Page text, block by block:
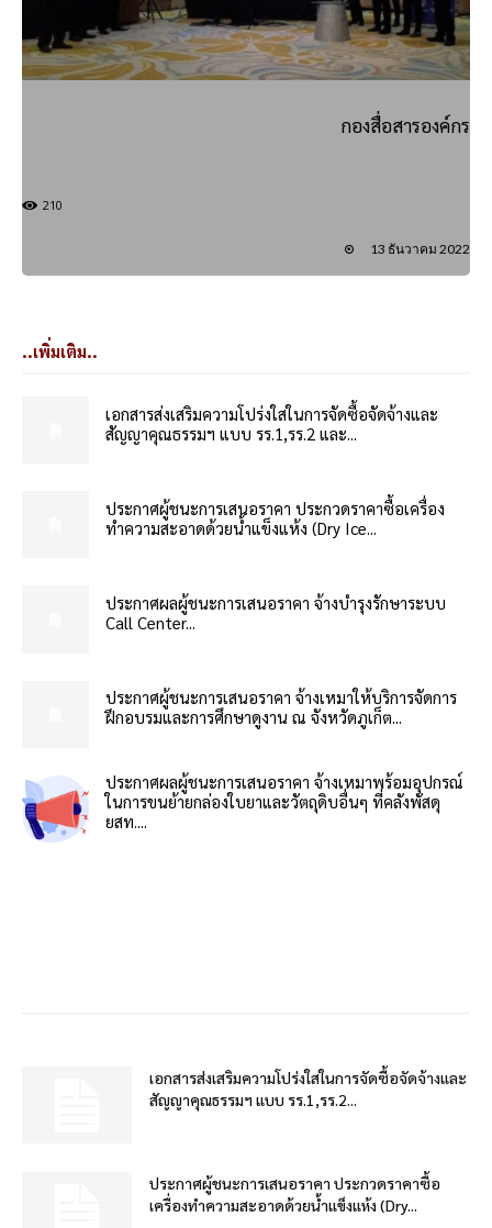
กองสื่อสารองค์กร
210
13 ธันวาคม 2022
..เพิ่มเติม..
เอกสารส่งเสริมความโปร่งใสในการจัดซื้อจัดจ้างและ
สัญญาคุณธรรมฯ แบบ รร.1,รร.2 และ...
ประกาศผู้ชนะการเสนอราคา ประกวดราคาซื้อเครื่อง
ทำความสะอาดด้วยน้ำแข็งแห้ง (Dry Ice...
ประกาศผลผู้ชนะการเสนอราคา จ้างบำรุงรักษาระบบ
Call Center...
ประกาศผู้ชนะการเสนอราคา จ้างเหมาให้บริการจัดการ
ฝึกอบรมและการศึกษาดูงาน ณ จังหวัดภูเก็ต...
ประกาศผลผู้ชนะการเสนอราคา จ้างเหมาพร้อมอุปกรณ์
ในการขนย้ายกล่องใบยาและวัตถุดิบอื่นๆ ที่คลังพัสดุ
ยสท....
เอกสารส่งเสริมความโปร่งใสในการจัดซื้อจัดจ้างและ
สัญญาคุณธรรมฯ แบบ รร.1,รร.2...
ประกาศผู้ชนะการเสนอราคา ประกวดราคาซื้อ
เครื่องทำความสะอาดด้วยน้ำแข็งแห้ง (Dry...